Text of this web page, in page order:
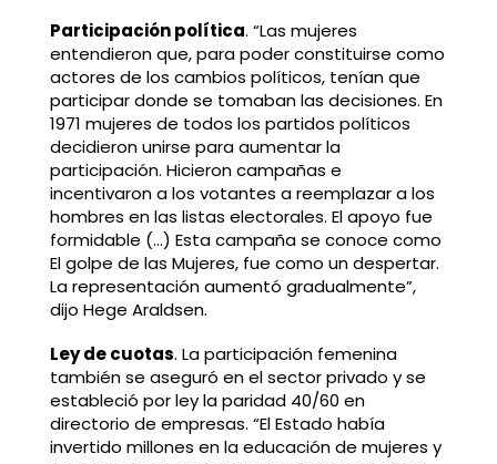
Participación política. “Las mujeres
entendieron que, para poder constituirse como
actores de los cambios políticos, tenían que
participar donde se tomaban las decisiones. En
1971 mujeres de todos los partidos políticos
decidieron unirse para aumentar la
participación. Hicieron campañas e
incentivaron a los votantes a reemplazar a los
hombres en las listas electorales. El apoyo fue
formidable (…) Esta campaña se conoce como
El golpe de las Mujeres, fue como un despertar.
La representación aumentó gradualmente”,
dijo Hege Araldsen.
Ley de cuotas. La participación femenina
también se aseguró en el sector privado y se
estableció por ley la paridad 40/60 en
directorio de empresas. “El Estado había
invertido millones en la educación de mujeres y